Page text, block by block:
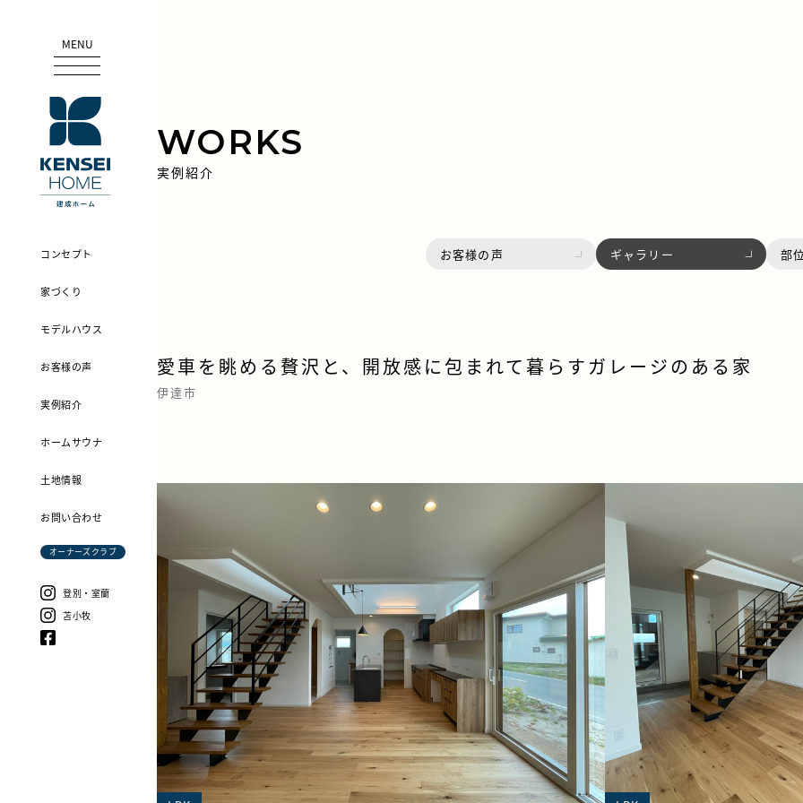
MENU
コンセプト
家づくり
モデルハウス
お客様の声
実例紹介
ホームサウナ
土地情報
お問い合わせ
オーナーズクラブ
登別・室蘭
苫小牧
WORKS
実例紹介
お客様の声 ギャラリー 部
愛車を眺める贅沢と、開放感に包まれて暮らすガレージのある家
伊達市